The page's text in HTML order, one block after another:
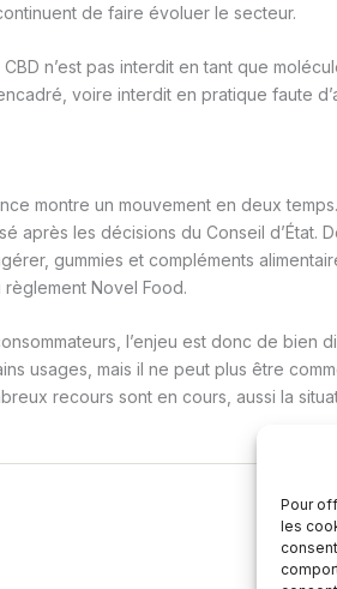
Pour
les
de faire évoluer le secteur.
n’est pas interdit en tant que
voire interdit en pratique faute
montre un mouvement en deux
après les décisions du Conseil d’État.
gummies et compléments
Novel Food.
l’enjeu est donc de bien
usages, mais il ne peut plus être
recours sont en cours, aussi la